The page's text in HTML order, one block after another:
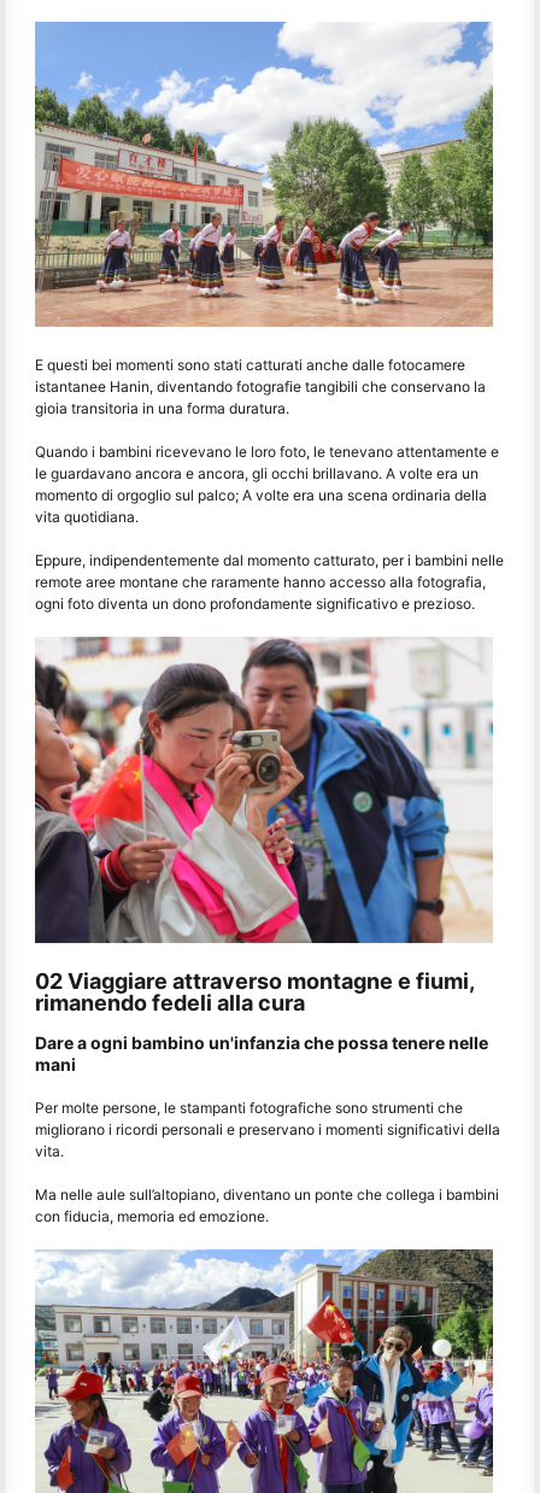
E questi bei momenti sono stati catturati anche dalle fotocamere
istantanee Hanin, diventando fotografie tangibili che conservano la
gioia transitoria in una forma duratura.
Quando i bambini ricevevano le loro foto, le tenevano attentamente e
le guardavano ancora e ancora, gli occhi brillavano. A volte era un
momento di orgoglio sul palco; A volte era una scena ordinaria della
vita quotidiana.
Eppure, indipendentemente dal momento catturato, per i bambini nelle
remote aree montane che raramente hanno accesso alla fotografia,
ogni foto diventa un dono profondamente significativo e prezioso.
02 Viaggiare attraverso montagne e fiumi,
rimanendo fedeli alla cura
Dare a ogni bambino un'infanzia che possa tenere nelle
mani
Per molte persone, le stampanti fotografiche sono strumenti che
migliorano i ricordi personali e preservano i momenti significativi della
vita.
Ma nelle aule sull’altopiano, diventano un ponte che collega i bambini
con fiducia, memoria ed emozione.